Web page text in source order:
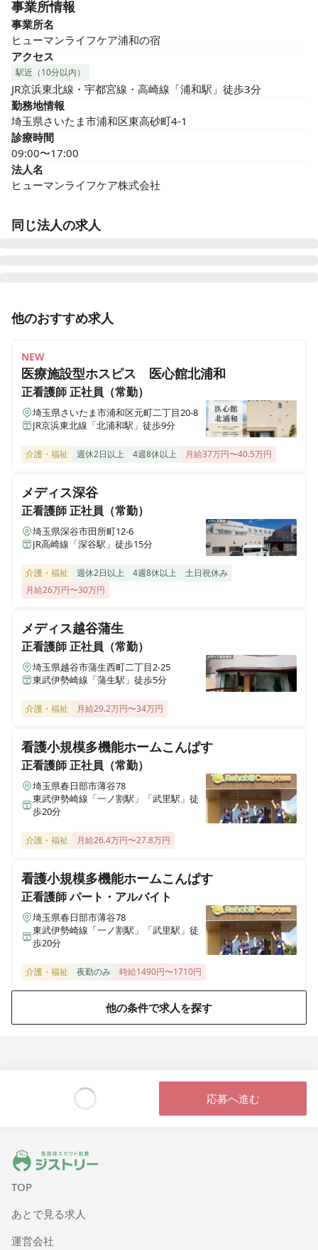
事業所情報
事業所名
ヒューマンライフケア浦和の宿
アクセス
駅近（10分以内）
JR京浜東北線・宇都宮線・高崎線「浦和駅」徒歩3分
勤務地情報
埼玉県さいたま市浦和区東高砂町4-1
診療時間
09:00〜17:00
法人名
ヒューマンライフケア株式会社
同じ法人の求人
愛知県岡崎市井田西町13番16
ヒューマンライフケア 豊橋の湯
愛知県豊橋市忠興1丁目1番6号 コーポ白鳥１階
ヒューマンライフケア 平安の湯
愛知県名古屋市北区上飯田東町3丁目6番2号
ヒューマンライフケア 泉大津の湯
ヒューマンライフケア 本郷の湯
愛知県名古屋市名東区本郷2丁目77番地1 メゾントモエ1階
ヒューマンライフケア なにわ乃湯
大阪府大阪市浪速区稲荷1丁目12番29号
ヒューマンライフケア伏見の宿
京都府京都市伏見区日野谷寺町68
ヒューマンライフケア 望地
神奈川県綾瀬市小園1538番1号 メゾンサンサーラ1階
神奈川県川崎市高津区宇奈根633-2
ヒューマンライフケア宮前の宿
神奈川県川崎市宮前区水沢3丁目14番3号
ヒューマンライフケア麻生グループホーム
ヒューマンライフケア麻生の宿
神奈川県川崎市麻生区千代ヶ丘7丁目6-4
ヒューマンライフケア 日根野湯
大阪府泉佐野市日根野7157
ヒューマンライフケア 八尾の湯
ヒューマンライフケア中村橋の宿
ヒューマンライフケア町田木曽ホスピスホーム
東京都町田市木曽西2004-12-15
他のおすすめ求人
NEW
医療施設型ホスピス 医心館北浦和
正看護師正社員（常勤）
埼玉県さいたま市浦和区元町二丁目20-8
JR京浜東北線「北浦和駅」徒歩9分
介護・福祉 週休2日以上 4週8休以上 月給37万円〜40.5万円
メディス深谷
正看護師正社員（常勤）
埼玉県深谷市田所町12-6
JR高崎線「深谷駅」徒歩15分
介護・福祉 週休2日以上 4週8休以上
土日祝休み
月給26万円〜30万円
メディス越谷蒲生
正看護師正社員（常勤）
埼玉県越谷市蒲生西町二丁目2-25
東武伊勢崎線「蒲生駅」徒歩5分
介護・福祉 月給29.2万円〜34万円
看護小規模多機能ホームこんぱす
正看護師正社員（常勤）
埼玉県春日部市薄谷78
東武伊勢崎線「一ノ割駅」「武里駅」徒
歩20分
介護・福祉 月給26.4万円〜27.8万円
看護小規模多機能ホームこんぱす
正看護師パート・アルバイト
埼玉県春日部市薄谷78
東武伊勢崎線「一ノ割駅」「武里駅」徒
歩20分
介護・福祉 夜勤のみ 時給1490円〜1710円
他の条件で求人を探す
応募へ進む
ジストリー 看護師の転職マッチング
TOP
あとで見る求人
運営会社